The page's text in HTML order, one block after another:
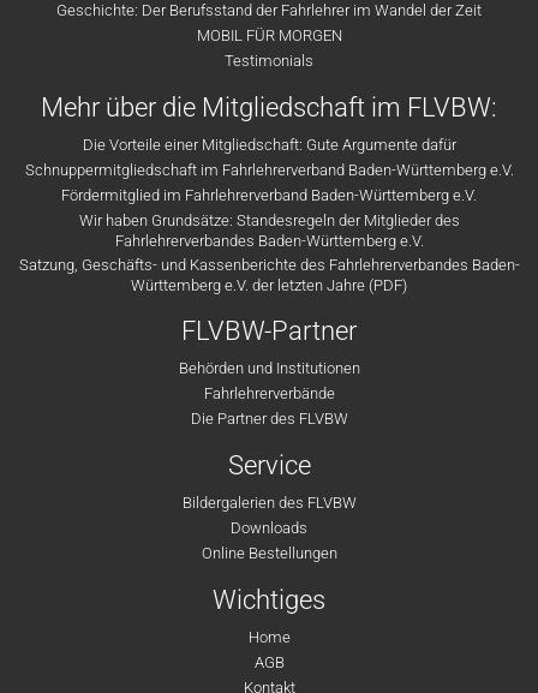
Geschichte: Der Berufsstand der Fahrlehrer im Wandel der Zeit
MOBIL FÜR MORGEN
Testimonials
Mehr über die Mitgliedschaft im FLVBW:
Die Vorteile einer Mitgliedschaft: Gute Argumente dafür
Schnuppermitgliedschaft im Fahrlehrerverband Baden-Württemberg e.V.
Fördermitglied im Fahrlehrerverband Baden-Württemberg e.V.
Wir haben Grundsätze: Standesregeln der Mitglieder des
Fahrlehrerverbandes Baden-Württemberg e.V.
Satzung, Geschäfts- und Kassenberichte des Fahrlehrerverbandes Baden-
Württemberg e.V. der letzten Jahre (PDF)
FLVBW-Partner
Behörden und Institutionen
Fahrlehrerverbände
Die Partner des FLVBW
Service
Bildergalerien des FLVBW
Downloads
Online Bestellungen
Wichtiges
Home
AGB
Kontakt